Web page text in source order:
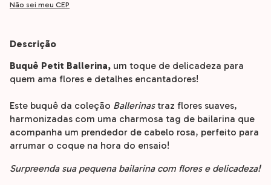
Não sei meu CEP
Descrição
Buquê Petit Ballerina, um toque de delicadeza para
quem ama flores e detalhes encantadores!
Este buquê da coleção Ballerinastraz flores suaves,
harmonizadas com uma charmosa tag de bailarina que
acompanha um prendedor de cabelo rosa, perfeito para
arrumar o coque na hora do ensaio!
Surpreenda sua pequena bailarina com flores e delicadeza!